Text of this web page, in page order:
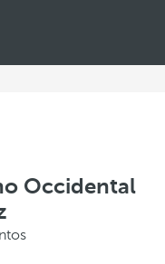
Occidental